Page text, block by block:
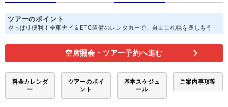
ツアーのポイント
やっぱり便利！全車ナビ＆ETC装備のレンタカーで、自由に札幌を楽しもう！
空席照会・ツアー予約へ進む
料金カレンダ
ー
ツアーのポイ
ント
基本スケジュ
ール
ご案内事項等